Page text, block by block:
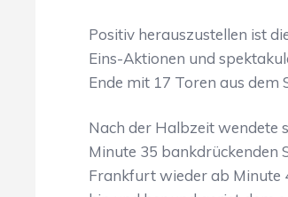
Positiv herauszustellen ist
Eins-Aktionen und
Ende mit 17 Toren aus dem
Nach der Halbzeit wendete
Minute 35 bankdrückenden
Frankfurt wieder ab Minute